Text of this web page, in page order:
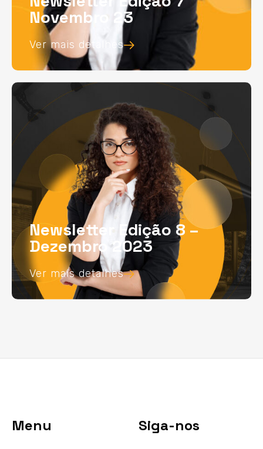
Novembro 23
Ver mais detalhes
Newsletter Edição 8 –
Dezembro 2023
Ver mais detalhes
Menu Siga-nos